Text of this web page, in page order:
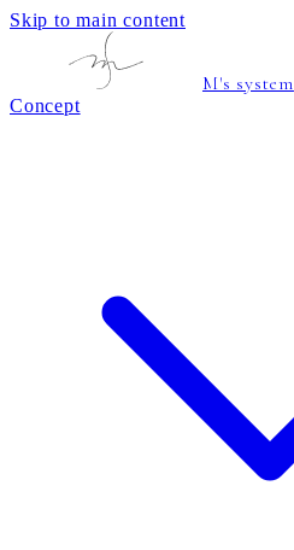
Skip to main content
M's system
Concept